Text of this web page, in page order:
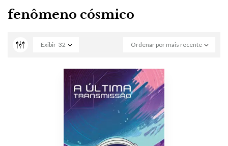
fenômeno cósmico
Ordenar por mais recente
Exibir 32